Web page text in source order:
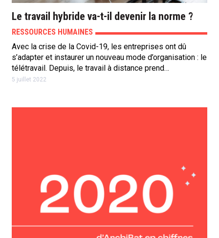
Le travail hybride va-t-il devenir la norme ?
RESSOURCES HUMAINES
Avec la crise de la Covid-19, les entreprises ont dû
s’adapter et instaurer un nouveau mode d’organisation : le
télétravail. Depuis, le travail à distance prend…
5 juillet 2022